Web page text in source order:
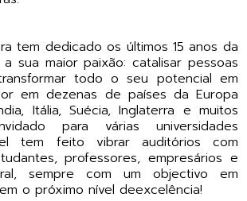
tem dedicado os últimos 15 anos da
sua maior paixão: catalisar pessoas
todo o seu potencial em
em dezenas de países da Europa
Itália, Suécia, Inglaterra e muitos
para várias universidades
tem feito vibrar auditórios com
professores, empresários e
sempre com um objectivo em
o próximo nível deexcelência!